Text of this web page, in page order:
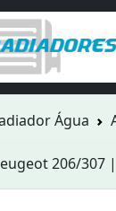
Água
206/307